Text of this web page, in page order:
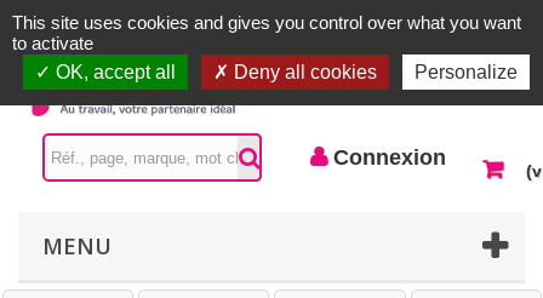
Contactez-nous
Connexion
MENU
This site uses cookies and gives you control over what you want
to activate
OK, accept all
Deny all cookies Personalize